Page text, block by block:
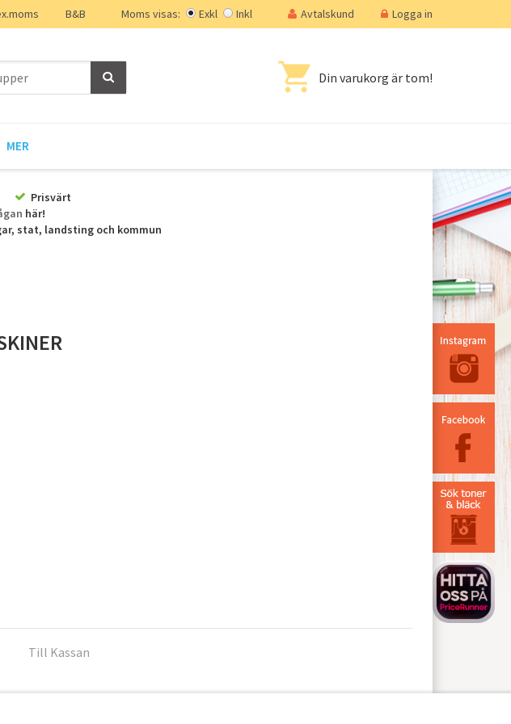
B&B Avtalskund Logga in
Moms visas: Exkl Inkl
Din varukorg är tom!
MER
Prisvärt
här!
stat, landsting och kommun
Till Kassan